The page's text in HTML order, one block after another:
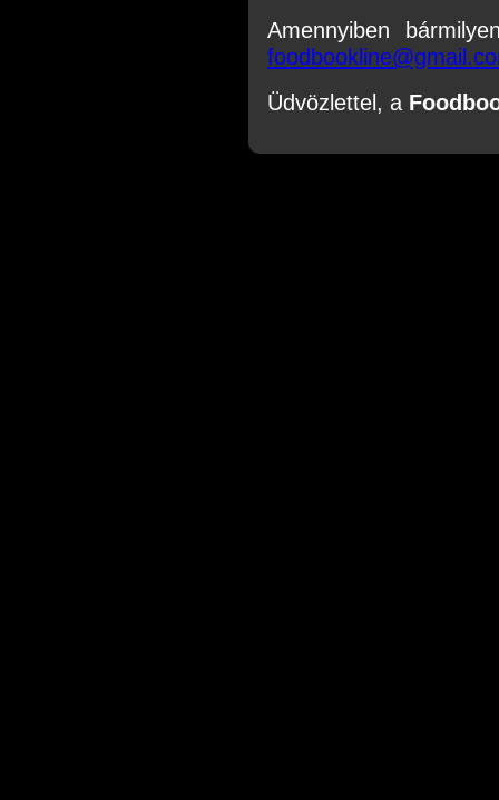
Amennyiben
Üdvözlettel, a